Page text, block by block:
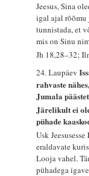
Jeesus, Sina
igal ajal rõõmu
tunnistada, et
mis on Sinu
Jh 18,28–32;
24. Laupäev
rahvaste
Jumala
Järelikult ei
pühade
Usk
eraldavate
Looja vahel.
pühadega